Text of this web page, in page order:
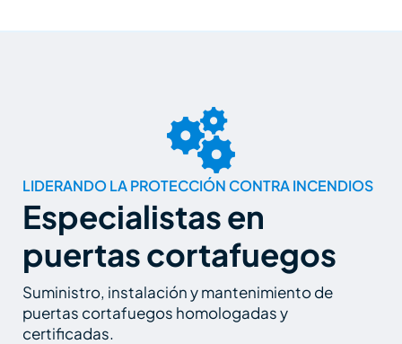
LIDERANDO LA PROTECCIÓN CONTRA INCENDIOS
Especialistas en
puertas cortafuegos
Suministro, instalación y mantenimiento de
puertas cortafuegos homologadas y
certificadas.